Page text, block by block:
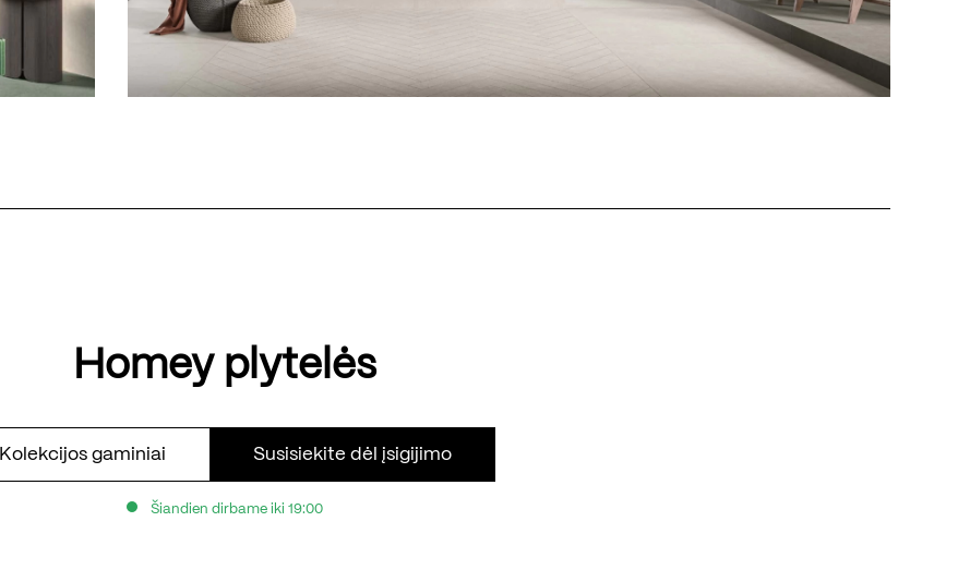
Homey plytelės
Kolekcijos gaminiai Susisiekite dėl įsigijimo
Šiandien dirbame iki 19:00